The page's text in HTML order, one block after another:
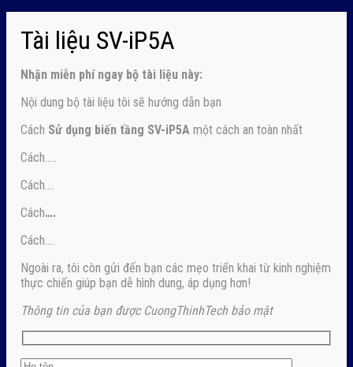
Tài liệu SV-iP5A
Nhận miễn phí ngay bộ tài liệu này:
Nội dung bộ tài liệu tôi sẽ hướng dẫn bạn
Cách Sử dụng biến tầng SV-iP5A một cách an toàn nhất
Cách…..
Cách….
Cách….
Cách….
Ngoài ra, tôi còn gửi đến bạn các mẹo triển khai từ kinh nghiệm
thực chiến giúp bạn dễ hình dung, áp dụng hơn!
Thông tin của bạn được CuongThinhTech bảo mật